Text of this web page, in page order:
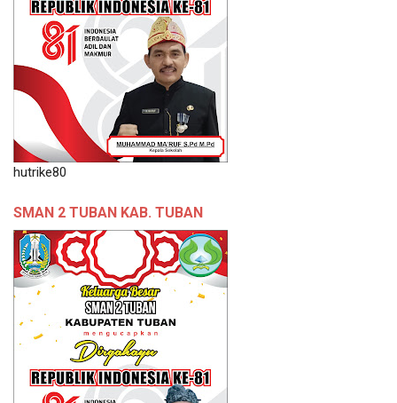
hutrike80
SMAN 2 TUBAN KAB. TUBAN